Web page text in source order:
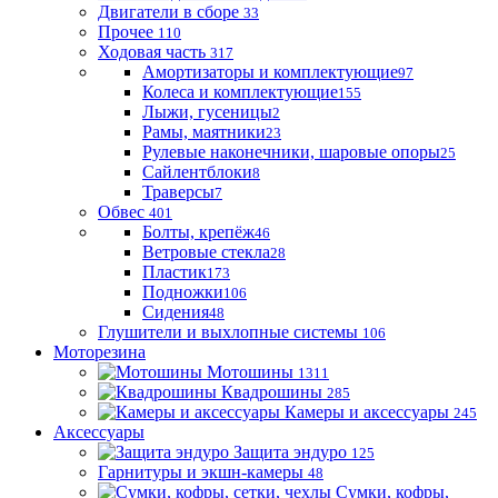
Двигатели в сборе 33
Прочее 110
Ходовая часть 317
Амортизаторы и комплектующие97
Колеса и комплектующие155
Лыжи, гусеницы2
Рамы, маятники23
Рулевые наконечники, шаровые опоры25
Сайлентблоки8
Траверсы7
Обвес 401
Болты, крепёж46
Ветровые стекла28
Пластик173
Подножки106
Сидения48
Глушители и выхлопные системы 106
Моторезина
Мотошины 1311
Квадрошины 285
Камеры и аксессуары 245
Аксессуары
Защита эндуро 125
Гарнитуры и экшн-камеры 48
Сумки, кофры,